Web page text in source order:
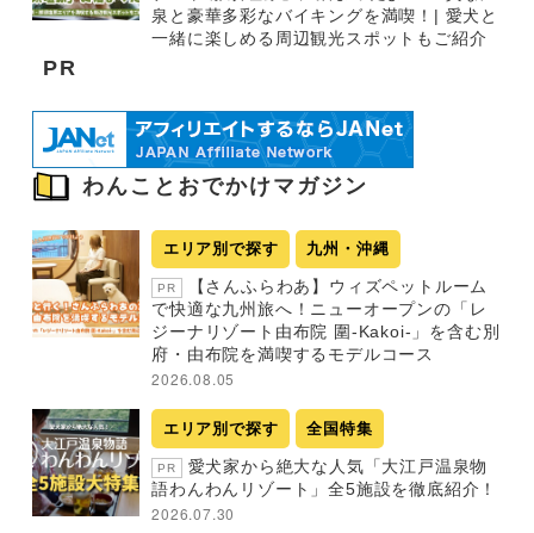
泉と豪華多彩なバイキングを満喫！| 愛犬と
一緒に楽しめる周辺観光スポットもご紹介
PR
わんことおでかけマガジン
エリア別で探す 九州・沖縄
PR
【さんふらわあ】ウィズペットルーム
で快適な九州旅へ！ニューオープンの「レ
ジーナリゾート由布院 圍-Kakoi-」を含む別
府・由布院を満喫するモデルコース
2026.08.05
エリア別で探す 全国特集
PR
愛犬家から絶大な人気「大江戸温泉物
語わんわんリゾート」全5施設を徹底紹介！
2026.07.30